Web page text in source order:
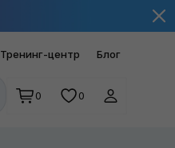
Тренинг-центр Блог
0 0